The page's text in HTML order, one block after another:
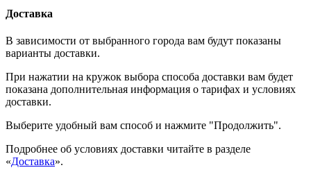
Доставка
В зависимости от выбранного города вам будут показаны
варианты доставки.
При нажатии на кружок выбора способа доставки вам будет
показана дополнительная информация о тарифах и условиях
доставки.
Выберите удобный вам способ и нажмите "Продолжить".
Подробнее об условиях доставки читайте в разделе
«Доставка».